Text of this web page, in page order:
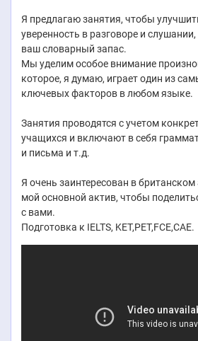
Я предлагаю занятия, чтобы
уверенность в разговоре и
ваш словарный запас.
Мы уделим особое внимание
которое, я думаю, играет один из
ключевых факторов в любом языке.
Занятия проводятся с учетом
учащихся и включают в себя
и письма и т.д.
Я очень заинтересован в
мой основной актив, чтобы
с вами.
Подготовка к IELTS, KET,PET,FCE,CAE.